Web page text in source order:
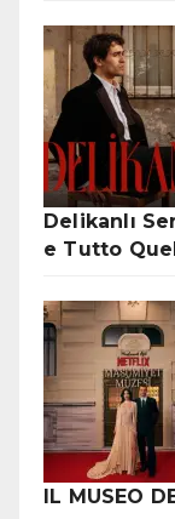
Delikanlı
e Tutto
IL MUSEO